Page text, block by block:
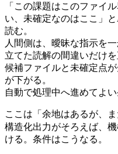
「この課題はこのファイ
い、未確定なのはここ」
読む。
人間側は、曖昧な指示を
立てた読解の間違いだけを
候補ファイルと未確定点
が下がる。
自動で処理中へ進めてよ
ここは「余地はあるが、
構造化出力がそろえば、機
ける。条件はこうなる。